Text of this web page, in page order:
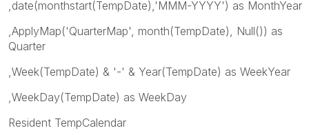
,date(monthstart(TempDate),'MMM-YYYY') as MonthYear
,ApplyMap('QuarterMap', month(TempDate), Null()) as
Quarter
,Week(TempDate) & '-' & Year(TempDate) as WeekYear
,WeekDay(TempDate) as WeekDay
Resident TempCalendar